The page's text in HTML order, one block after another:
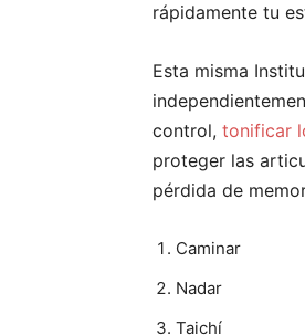
rápidamente tu
Esta misma
control, tonificar
proteger las
pérdida de
Caminar
Nadar
Taichí